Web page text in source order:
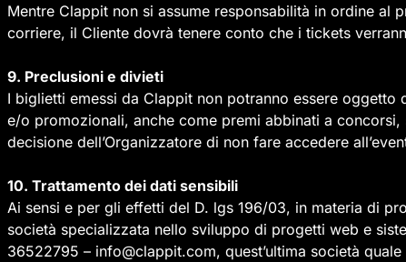
Mentre Clappit non si assume responsabilità in ordine
corriere, il Cliente dovrà tenere conto che i tickets
9. Preclusioni e divieti
I biglietti emessi da Clappit non potranno essere
e/o promozionali, anche come premi abbinati a
decisione dell’Organizzatore di non fare accedere
10. Trattamento dei dati sensibili
Ai sensi e per gli effetti del D. lgs 196/03, in materia di
società specializzata nello sviluppo di progetti web e
36522795 – info@clappit.com, quest’ultima società